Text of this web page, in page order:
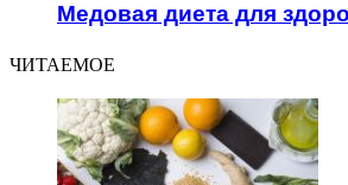
Медовая диета для
ЧИТАЕМОЕ